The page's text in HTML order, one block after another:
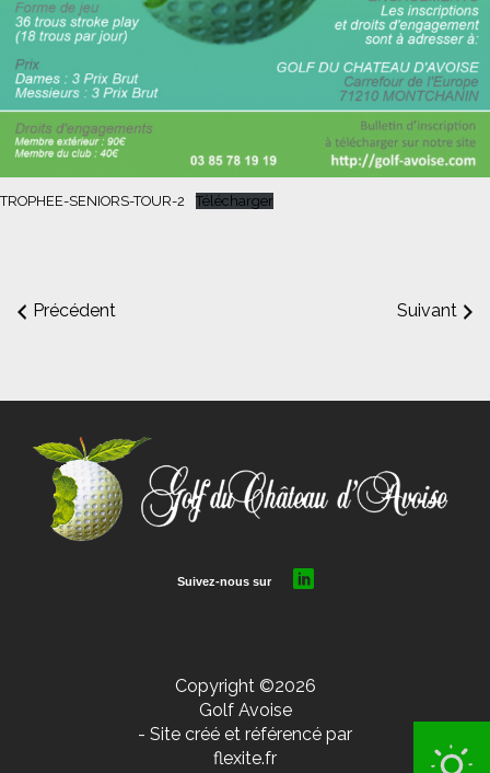
TROPHEE-SENIORS-TOUR-2 Télécharger
Précédent Suivant
Copyright ©2026
Golf Avoise
- Site créé et référencé par
flexite.fr